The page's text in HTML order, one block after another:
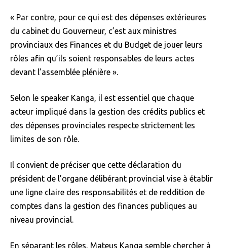
« Par contre, pour ce qui est des dépenses extérieures
du cabinet du Gouverneur, c’est aux ministres
provinciaux des Finances et du Budget de jouer leurs
rôles afin qu’ils soient responsables de leurs actes
devant l’assemblée plénière ».
Selon le speaker Kanga, il est essentiel que chaque
acteur impliqué dans la gestion des crédits publics et
des dépenses provinciales respecte strictement les
limites de son rôle.
Il convient de préciser que cette déclaration du
président de l’organe délibérant provincial vise à établir
une ligne claire des responsabilités et de reddition de
comptes dans la gestion des finances publiques au
niveau provincial.
En séparant les rôles, Mateus Kanga semble chercher à